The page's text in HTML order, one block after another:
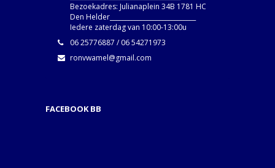
Bezoekadres: Julianaplein 34B 1781 HC
Den Helder____________________________
Iedere zaterdag van 10:00-13:00u
06 25776887 / 06 54271973
ronvwamel@gmail.com
FACEBOOK BB